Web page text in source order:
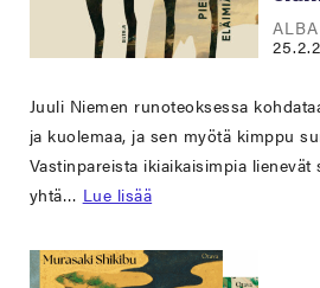
Juuli Niemen runoteoksessa
ja kuolemaa, ja sen myötä kimppu
Vastinpareista ikiaikaisimpia lienevät
yhtä… Lue lisää